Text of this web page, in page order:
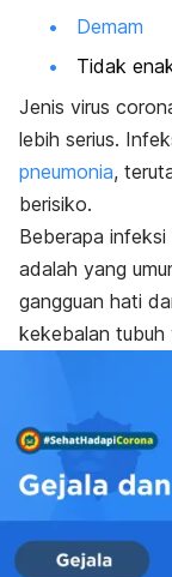
Demam
Tidak
Jenis virus
lebih serius.
pneumonia,
berisiko.
Beberapa
adalah yang
gangguan hati
kekebalan tubuh